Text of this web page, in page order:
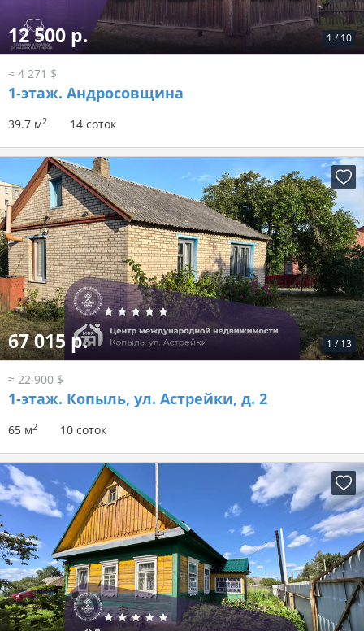
1 / 10
12 500 р.
≈ 4 271 $
1-этаж. Андросовщина
39.7 м2 14 соток
1 / 13
67 015 р.
≈ 22 900 $
1-этаж. Копыль, ул. Астрейки, д. 2
65 м2 10 соток